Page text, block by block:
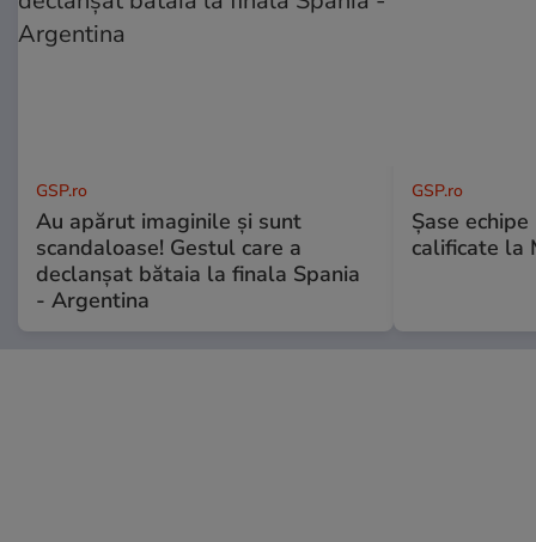
GSP.ro
Au apărut imaginile și sunt
scandaloase! Gestul care a
declanșat bătaia la finala Spania
- Argentina
GSP.ro
Șase
calificate la